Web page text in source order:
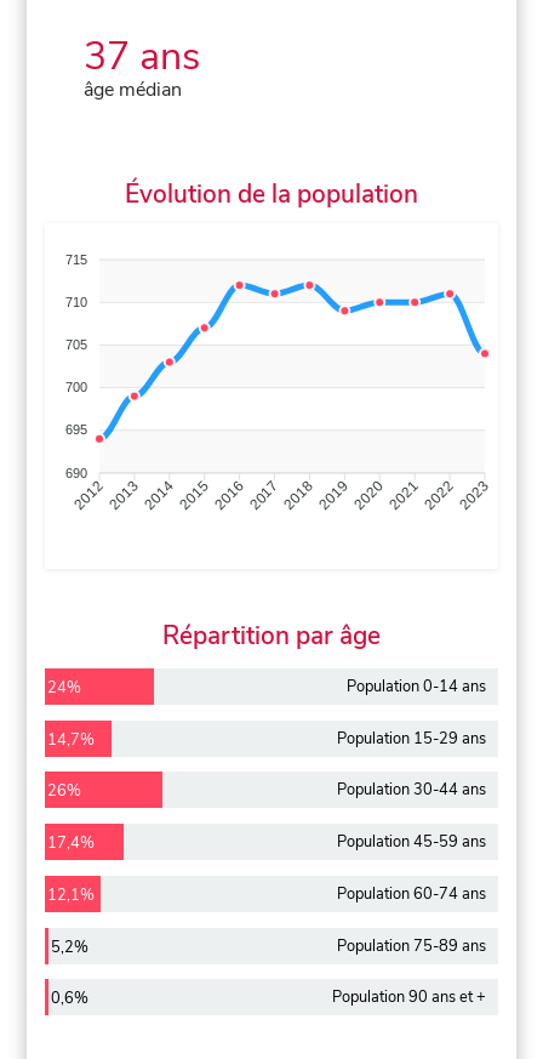
37 ans
âge médian
Évolution de la population
715
710
705
700
695
690
201220132014201520162017 20182019 2020202120222023
Répartition par âge
24% Population 0-14 ans
14,7% Population 15-29 ans
26% Population 30-44 ans
17,4% Population 45-59 ans
12,1% Population 60-74 ans
5,2% Population 75-89 ans
0,6% Population 90 ans et +